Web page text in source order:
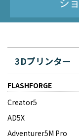
3Dプリンター
FLASHFORGE
Creator5
AD5X
Adventurer5M Pro